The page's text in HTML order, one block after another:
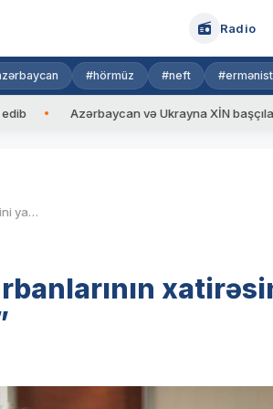
Radio
#hörmüz #neft
Azərbaycan və Ukrayna XİN başçıları
Türkiyə səfiri: “Soyqırım qurbanlarının xatirəsini yad edir, şəhidlərə rəhmət diləyirəm”